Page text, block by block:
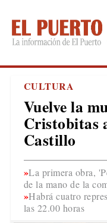
CULTURA
Vuelve la
Cristobitas
Castillo
La primera obra,
de la mano de la
Habrá cuatro
las 22.00 horas